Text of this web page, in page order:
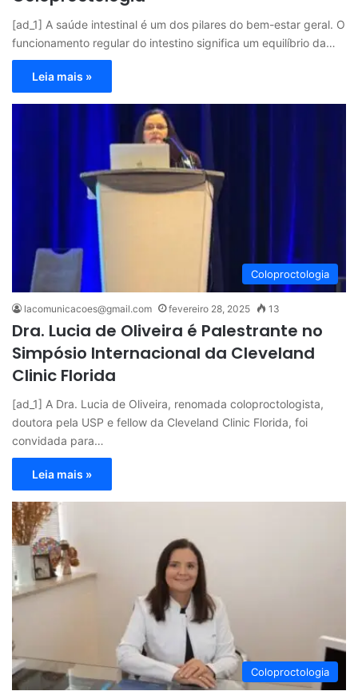
[ad_1] A saúde intestinal é um dos pilares do bem-estar geral. O
funcionamento regular do intestino significa um equilíbrio da…
Leia mais »
Coloproctologia
lacomunicacoes@gmail.com fevereiro 28, 2025 13
Dra. Lucia de Oliveira é Palestrante no
Simpósio Internacional da Cleveland
Clinic Florida
[ad_1] A Dra. Lucia de Oliveira, renomada coloproctologista,
doutora pela USP e fellow da Cleveland Clinic Florida, foi
convidada para…
Leia mais »
Coloproctologia